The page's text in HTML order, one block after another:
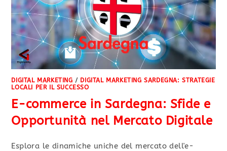
DIGITAL MARKETING / DIGITAL MARKETING SARDEGNA: STRATEGIE
LOCALI PER IL SUCCESSO
E-commerce in Sardegna: Sfide e
Opportunità nel Mercato Digitale
Esplora le dinamiche uniche del mercato dell'e-